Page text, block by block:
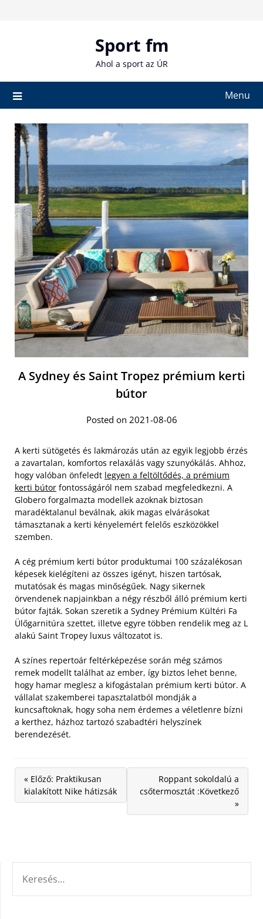
Sport fm
Ahol a sport az ÚR
Menu
A Sydney és Saint Tropez prémium kerti
bútor
Posted on 2021-08-06
A kerti sütögetés és lakmározás után az egyik legjobb érzés
a zavartalan, komfortos relaxálás vagy szunyókálás. Ahhoz,
hogy valóban önfeledt legyen a feltöltődés, a prémium
kerti bútor fontosságáról nem szabad megfeledkezni. A
Globero forgalmazta modellek azoknak biztosan
maradéktalanul beválnak, akik magas elvárásokat
támasztanak a kerti kényelemért felelős eszközökkel
szemben.
A cég prémium kerti bútor produktumai 100 százalékosan
képesek kielégíteni az összes igényt, hiszen tartósak,
mutatósak és magas minőségűek. Nagy sikernek
örvendenek napjainkban a négy részből álló prémium kerti
bútor fajták. Sokan szeretik a Sydney Prémium Kültéri Fa
Ülőgarnitúra szettet, illetve egyre többen rendelik meg az L
alakú Saint Tropey luxus változatot is.
A színes repertoár feltérképezése során még számos
remek modellt találhat az ember, így biztos lehet benne,
hogy hamar meglesz a kifogástalan prémium kerti bútor. A
vállalat szakemberei tapasztalatból mondják a
kuncsaftoknak, hogy soha nem érdemes a véletlenre bízni
a kerthez, házhoz tartozó szabadtéri helyszínek
berendezését.
« Előző: Praktikusan
kialakított Nike hátizsák
Roppant sokoldalú a
csőtermosztát :Következő
»